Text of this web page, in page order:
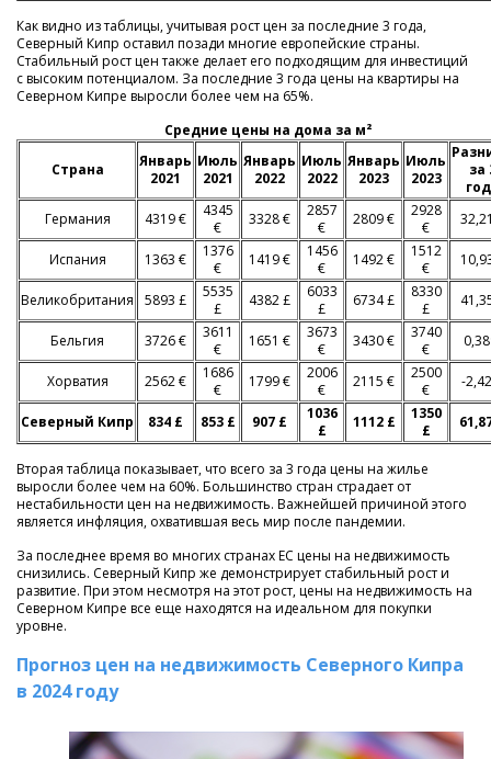
Как видно из таблицы, учитывая рост цен за последние 3 года,
Северный Кипр оставил позади многие европейские страны.
Стабильный рост цен также делает его подходящим для инвестиций
с высоким потенциалом. За последние 3 года цены на квартиры на
Северном Кипре выросли более чем на 65%.
Средние цены на дома за м²
Страна
Январь
2021
Июль
2021
Январь
2022
Июль
2022
Январь
2023
Июль
2023
за
Германия
4319 €
4345
€
3328 €
2857
€
2809 €
2928
€
Испания 1363 €
1376
€
1419 €
1456
€
1492 €
1512
€
Великобритания 5893 £
5535
£
4382 £
6033
£
6734 £
8330
£
Бельгия 3726 €
3611
€
1651 €
3673
€
3430 €
3740
€
Хорватия 2562 €
1686
€
1799 €
2006
€
2115 €
2500
€
-
Северный Кипр 834 £ 853 £ 907 £
1036
£
1112 £
1350
£
Вторая таблица показывает, что всего за 3 года цены на жилье
выросли более чем на 60%. Большинство стран страдает от
нестабильности цен на недвижимость. Важнейшей причиной этого
является инфляция, охватившая весь мир после пандемии.
За последнее время во многих странах ЕС цены на недвижимость
снизились. Северный Кипр же демонстрирует стабильный рост и
развитие. При этом несмотря на этот рост, цены на недвижимость на
Северном Кипре все еще находятся на идеальном для покупки
уровне.
Прогноз цен на недвижимость Северного Кипра
в 2024 году